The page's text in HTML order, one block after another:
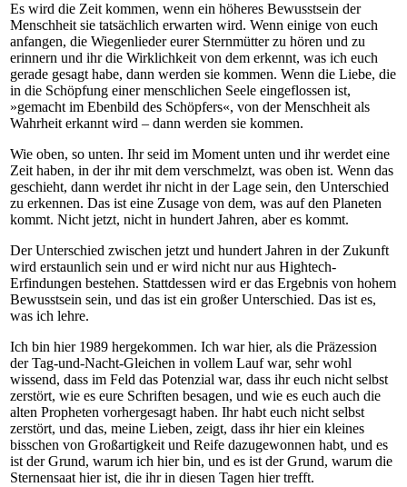
Es wird die Zeit kommen, wenn ein höheres Bewusstsein der
Menschheit sie tatsächlich erwarten wird. Wenn einige von euch
anfangen, die Wiegenlieder eurer Sternmütter zu hören und zu
erinnern und ihr die Wirklichkeit von dem erkennt, was ich euch
gerade gesagt habe, dann werden sie kommen. Wenn die Liebe, die
in die Schöpfung einer menschlichen Seele eingeflossen ist,
»gemacht im Ebenbild des Schöpfers«, von der Menschheit als
Wahrheit erkannt wird – dann werden sie kommen.
Wie oben, so unten. Ihr seid im Moment unten und ihr werdet eine
Zeit haben, in der ihr mit dem verschmelzt, was oben ist. Wenn das
geschieht, dann werdet ihr nicht in der Lage sein, den Unterschied
zu erkennen. Das ist eine Zusage von dem, was auf den Planeten
kommt. Nicht jetzt, nicht in hundert Jahren, aber es kommt.
Der Unterschied zwischen jetzt und hundert Jahren in der Zukunft
wird erstaunlich sein und er wird nicht nur aus Hightech-
Erfindungen bestehen. Stattdessen wird er das Ergebnis von hohem
Bewusstsein sein, und das ist ein großer Unterschied. Das ist es,
was ich lehre.
Ich bin hier 1989 hergekommen. Ich war hier, als die Präzession
der Tag-und-Nacht-Gleichen in vollem Lauf war, sehr wohl
wissend, dass im Feld das Potenzial war, dass ihr euch nicht selbst
zerstört, wie es eure Schriften besagen, und wie es euch auch die
alten Propheten vorhergesagt haben. Ihr habt euch nicht selbst
zerstört, und das, meine Lieben, zeigt, dass ihr hier ein kleines
bisschen von Großartigkeit und Reife dazugewonnen habt, und es
ist der Grund, warum ich hier bin, und es ist der Grund, warum die
Sternensaat hier ist, die ihr in diesen Tagen hier trefft.